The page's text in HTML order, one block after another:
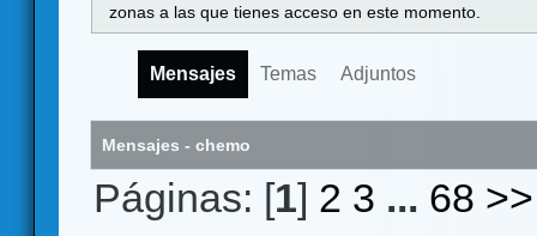
zonas a las que tienes acceso en este momento.
Mensajes Temas Adjuntos
Mensajes - chemo
Páginas: [1] 2 3 ... 68 >>